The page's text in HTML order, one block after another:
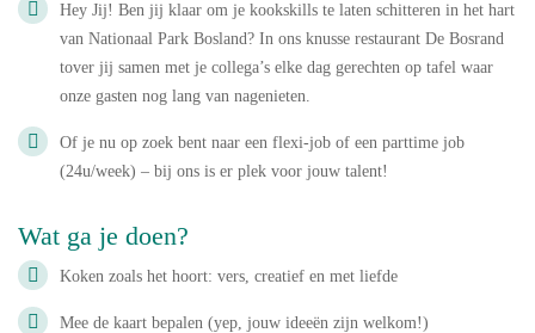
Hey Jij! Ben jij klaar om je kookskills te laten schitteren in het hart
van Nationaal Park Bosland? In ons knusse restaurant De Bosrand
tover jij samen met je collega’s elke dag gerechten op tafel waar
onze gasten nog lang van nagenieten.
Of je nu op zoek bent naar een flexi-job of een parttime job
(24u/week) – bij ons is er plek voor jouw talent!
Wat ga je doen?
Koken zoals het hoort: vers, creatief en met liefde
Mee de kaart bepalen (yep, jouw ideeën zijn welkom!)